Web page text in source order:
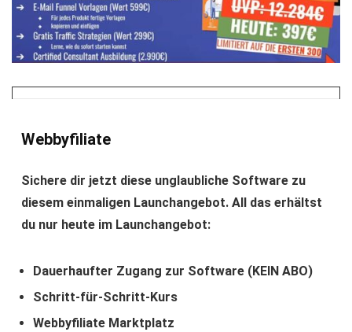
Webbyfiliate
Sichere dir jetzt diese unglaubliche Software zu
diesem einmaligen Launchangebot. All das erhältst
du nur heute im Launchangebot:
Dauerhaufter Zugang zur Software (KEIN ABO)
Schritt-für-Schritt-Kurs
Webbyfiliate Marktplatz